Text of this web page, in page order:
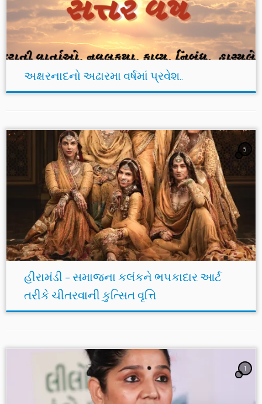
અક્ષરનાદનો અઢારમા વર્ષમાં પ્રવેશ..
5
હીરામંડી – સમાજના કલંકને ભપકાદાર આર્ટ
તરીકે ચીતરવાની કુત્સિત વૃત્તિ
1